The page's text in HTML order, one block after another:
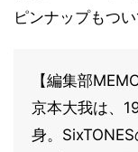
ピンナップもつ
【編集部MEMO
京本大我は、
身。